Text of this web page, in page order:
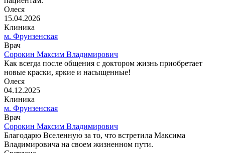
Олеся
15.04.2026
Клиника
м. Фрунзенская
Врач
Сорокин Максим Владимирович
Как всегда после общения с доктором жизнь приобретает
новые краски, яркие и насыщенные!
Олеся
04.12.2025
Клиника
м. Фрунзенская
Врач
Сорокин Максим Владимирович
Благодарю Вселенную за то, что встретила Максима
Владимировича на своем жизненном пути.